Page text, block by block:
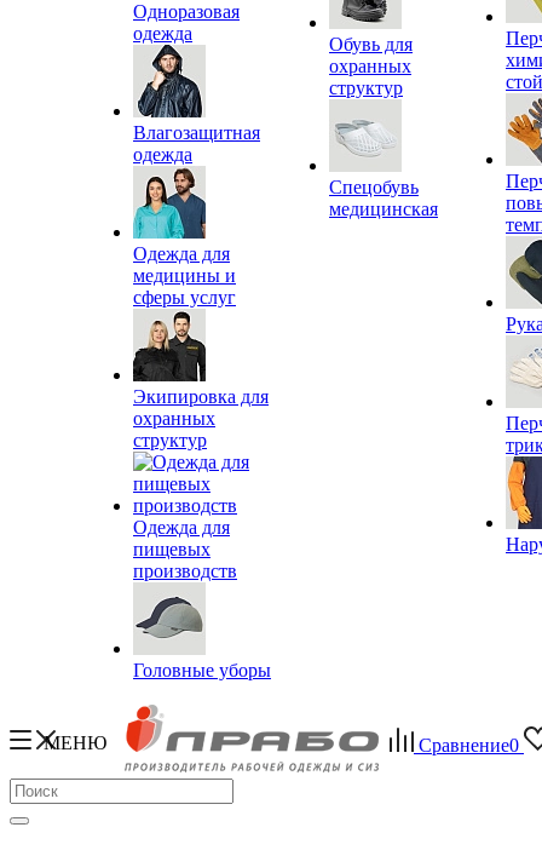
Одноразовая
одежда
Влагозащитная
одежда
Одежда для
медицины и
сферы услуг
Экипировка для
охранных
структур
Одежда для
пищевых
производств
Головные уборы
Обувь для
охранных
структур
Спецобувь
медицинская
МЕНЮ Сравнение0